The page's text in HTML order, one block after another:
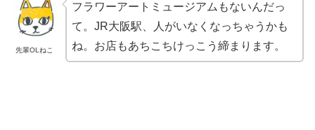
先輩OLねこ
フラワーアートミュージアムもないんだっ
て。JR大阪駅、人がいなくなっちゃうかも
ね。お店もあちこちけっこう締まります。